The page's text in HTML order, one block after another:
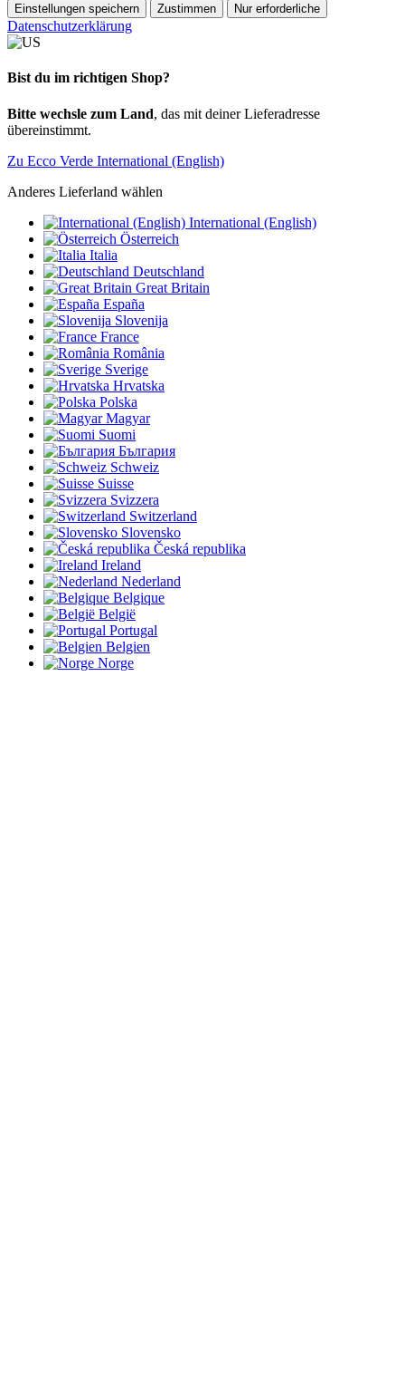
Einstellungen speichern Zustimmen Nur erforderliche
Datenschutzerklärung
Bist du im richtigen Shop?
Bitte wechsle zum Land, das mit deiner Lieferadresse
übereinstimmt.
Zu Ecco Verde International (English)
Anderes Lieferland wählen
International (English)
Österreich
Italia
Deutschland
Great Britain
España
Slovenija
France
România
Sverige
Hrvatska
Polska
Magyar
Suomi
България
Schweiz
Suisse
Svizzera
Switzerland
Slovensko
Česká republika
Ireland
Nederland
Belgique
België
Portugal
Belgien
Norge